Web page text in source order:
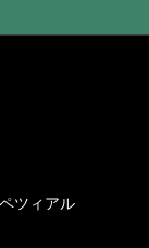
ツィアル